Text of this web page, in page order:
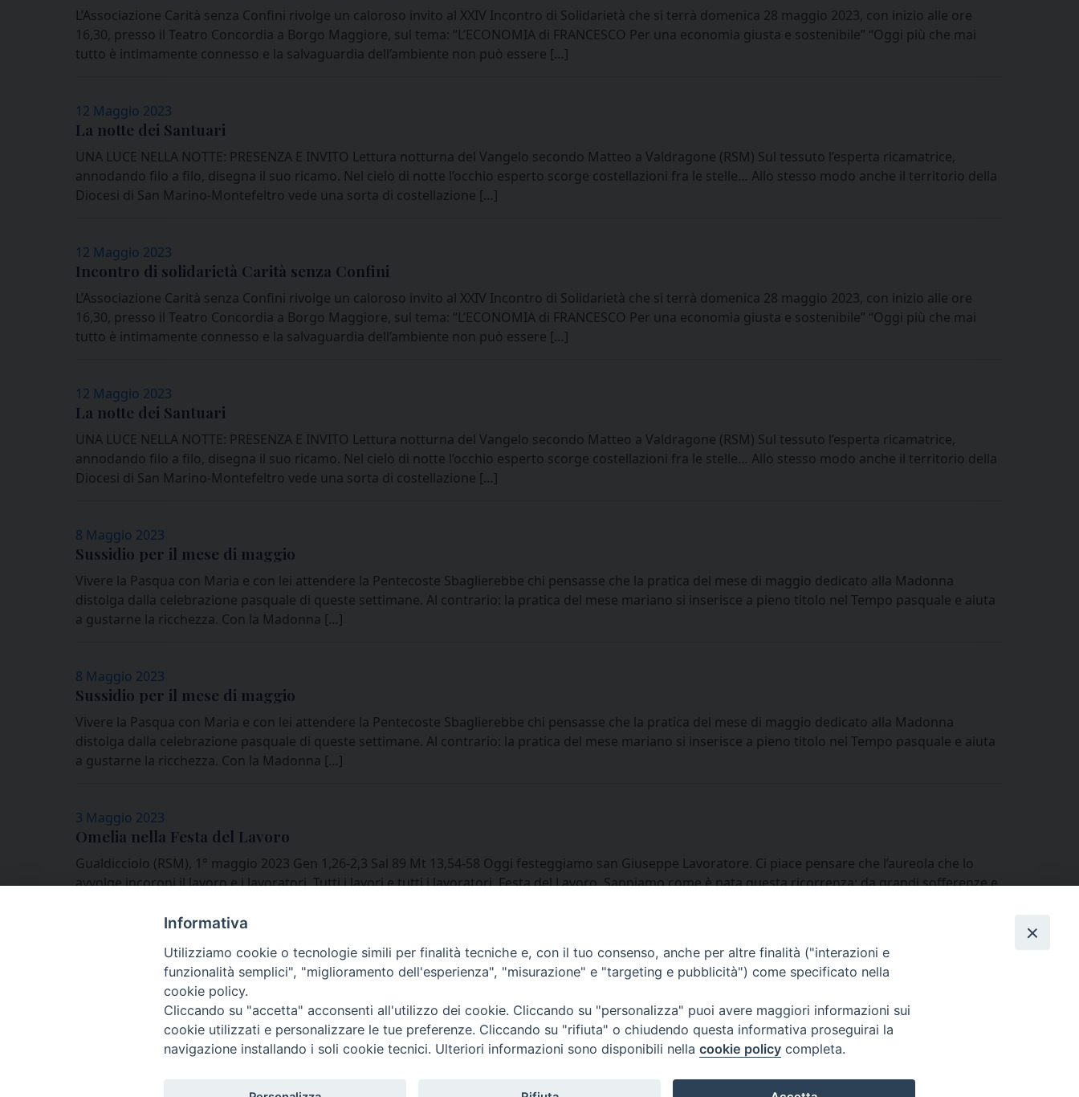
L’Associazione Carità senza Confini rivolge un caloroso invito al XXIV Incontro di Solidarietà che si terrà domenica 28 maggio 2023, con inizio alle ore
16,30, presso il Teatro Concordia a Borgo Maggiore, sul tema: “L’ECONOMIA di FRANCESCO Per una economia giusta e sostenibile” “Oggi più che mai
tutto è intimamente connesso e la salvaguardia dell’ambiente non può essere […]
12 Maggio 2023
La notte dei Santuari
UNA LUCE NELLA NOTTE: PRESENZA E INVITO Lettura notturna del Vangelo secondo Matteo a Valdragone (RSM) Sul tessuto l’esperta ricamatrice,
annodando filo a filo, disegna il suo ricamo. Nel cielo di notte l’occhio esperto scorge costellazioni fra le stelle… Allo stesso modo anche il territorio della
Diocesi di San Marino-Montefeltro vede una sorta di costellazione […]
12 Maggio 2023
Incontro di solidarietà Carità senza Confini
L’Associazione Carità senza Confini rivolge un caloroso invito al XXIV Incontro di Solidarietà che si terrà domenica 28 maggio 2023, con inizio alle ore
16,30, presso il Teatro Concordia a Borgo Maggiore, sul tema: “L’ECONOMIA di FRANCESCO Per una economia giusta e sostenibile” “Oggi più che mai
tutto è intimamente connesso e la salvaguardia dell’ambiente non può essere […]
12 Maggio 2023
La notte dei Santuari
UNA LUCE NELLA NOTTE: PRESENZA E INVITO Lettura notturna del Vangelo secondo Matteo a Valdragone (RSM) Sul tessuto l’esperta ricamatrice,
annodando filo a filo, disegna il suo ricamo. Nel cielo di notte l’occhio esperto scorge costellazioni fra le stelle… Allo stesso modo anche il territorio della
Diocesi di San Marino-Montefeltro vede una sorta di costellazione […]
8 Maggio 2023
Sussidio per il mese di maggio
Vivere la Pasqua con Maria e con lei attendere la Pentecoste Sbaglierebbe chi pensasse che la pratica del mese di maggio dedicato alla Madonna
distolga dalla celebrazione pasquale di queste settimane. Al contrario: la pratica del mese mariano si inserisce a pieno titolo nel Tempo pasquale e aiuta
a gustarne la ricchezza. Con la Madonna […]
8 Maggio 2023
Sussidio per il mese di maggio
Vivere la Pasqua con Maria e con lei attendere la Pentecoste Sbaglierebbe chi pensasse che la pratica del mese di maggio dedicato alla Madonna
distolga dalla celebrazione pasquale di queste settimane. Al contrario: la pratica del mese mariano si inserisce a pieno titolo nel Tempo pasquale e aiuta
a gustarne la ricchezza. Con la Madonna […]
3 Maggio 2023
Omelia nella Festa del Lavoro
Gualdicciolo (RSM), 1° maggio 2023 Gen 1,26-2,3 Sal 89 Mt 13,54-58 Oggi festeggiamo san Giuseppe Lavoratore. Ci piace pensare che l’aureola che lo
avvolge incoroni il lavoro e i lavoratori. Tutti i lavori e tutti i lavoratori. Festa del Lavoro. Sappiamo come è nata questa ricorrenza: da grandi sofferenze e
Centralino Curia Vescovile
0541 913711
Piazza Giovani Paolo II, 1
Facebook
Informativa
Utilizziamo cookie o tecnologie simili per finalità tecniche e, con il tuo consenso, anche per altre finalità ("interazioni e
funzionalità semplici", "miglioramento dell'esperienza", "misurazione" e "targeting e pubblicità") come specificato nella
cookie policy.
Cliccando su "accetta" acconsenti all'utilizzo dei cookie. Cliccando su "personalizza" puoi avere maggiori informazioni sui
cookie utilizzati e personalizzare le tue preferenze. Cliccando su "rifiuta" o chiudendo questa informativa proseguirai la
navigazione installando i soli cookie tecnici. Ulteriori informazioni sono disponibili nella cookie policy completa.